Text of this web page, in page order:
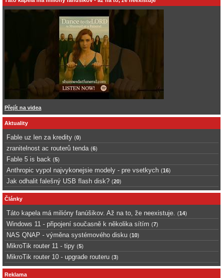
Přejít na videa
Aktuality
Fable uz len za kredity (0)
zranitelnost ac routerů tenda (6)
Fable 5 is back (5)
Anthropic vypol najvykonejsie modely - pre vsetkych (16)
Jak odhalit falešný USB flash disk? (20)
Články
Táto kapela má milióny fanúšikov. Až na to, že neexistuje. (14)
Windows 11 - připojení současně k několika sítím (7)
NAS QNAP - výměna systémového disku (10)
MikroTik router 11 - tipy (5)
MikroTik router 10 - upgrade routeru (3)
Reklama